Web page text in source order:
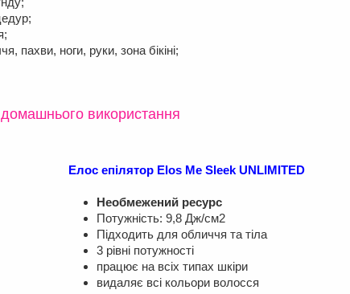
пахви, ноги, руки, зона бікіні;
використання
Елос епілятор Elos Me Sleek UNLIMITED
Необмежений ресурс
Потужність: 9,8 Дж/см2
Підходить для обличчя та тіла
3 рівні потужності
працює на всіх типах шкіри
видаляє всі кольори волосся